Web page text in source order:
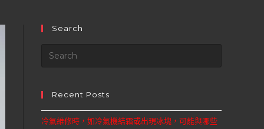
Search
Recent Posts
冷氣維修時，如冷氣機結霜或出現冰塊，可能與哪些